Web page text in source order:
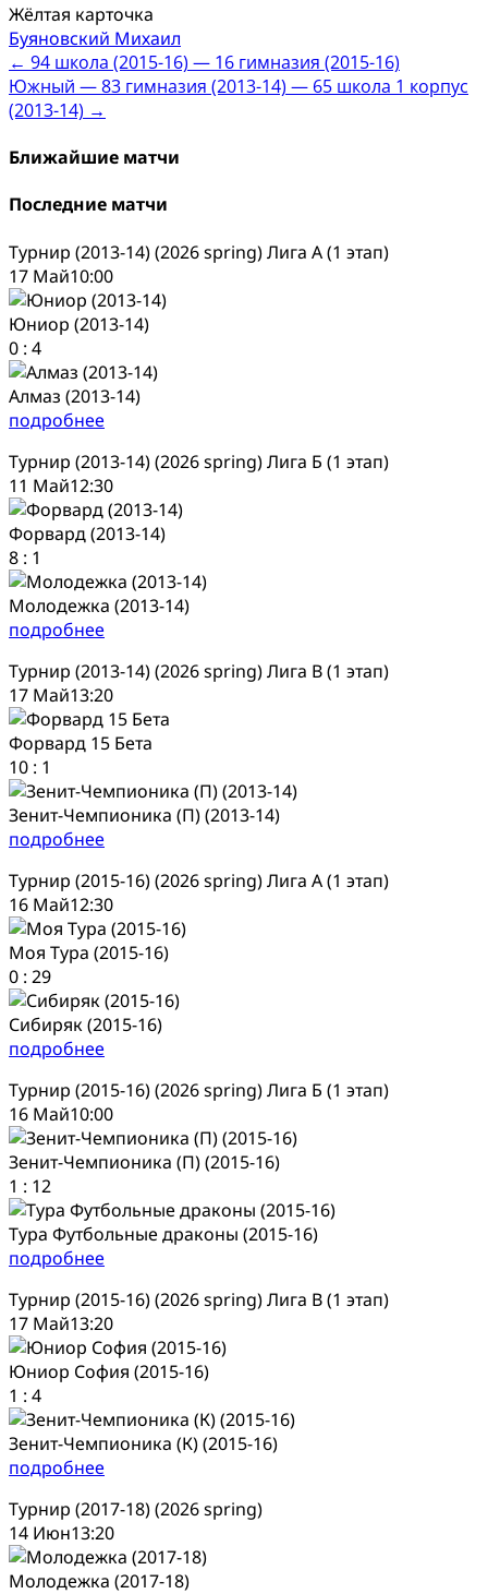
Жёлтая карточка
Буяновский Михаил
Post
navigation
← 94 школа (2015-16) — 16 гимназия (2015-16)
Южный — 83 гимназия (2013-14) — 65 школа 1 корпус
(2013-14) →
Ближайшие матчи
Последние матчи
Турнир (2013-14) (2026 spring) Лига А (1 этап)
17 Май10:00
Юниор (2013-14)
0 : 4
Алмаз (2013-14)
подробнее
Турнир (2013-14) (2026 spring) Лига Б (1 этап)
11 Май12:30
Форвард (2013-14)
8 : 1
Молодежка (2013-14)
подробнее
Турнир (2013-14) (2026 spring) Лига В (1 этап)
17 Май13:20
Форвард 15 Бета
10 : 1
Зенит-Чемпионика (П) (2013-14)
подробнее
Турнир (2015-16) (2026 spring) Лига А (1 этап)
16 Май12:30
Моя Тура (2015-16)
0 : 29
Сибиряк (2015-16)
подробнее
Турнир (2015-16) (2026 spring) Лига Б (1 этап)
16 Май10:00
Зенит-Чемпионика (П) (2015-16)
1 : 12
Тура Футбольные драконы (2015-16)
подробнее
Турнир (2015-16) (2026 spring) Лига В (1 этап)
17 Май13:20
Юниор София (2015-16)
1 : 4
Зенит-Чемпионика (К) (2015-16)
подробнее
Турнир (2017-18) (2026 spring)
14 Июн13:20
Молодежка (2017-18)